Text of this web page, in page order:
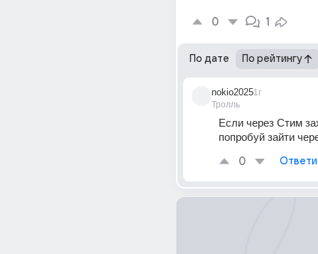
0 1
По дате По рейтингу
nokio2025
Тролль
1г
Если через Стим
попробуй зайти
0